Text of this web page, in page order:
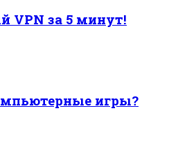
VPN за 5 минут!
игры?